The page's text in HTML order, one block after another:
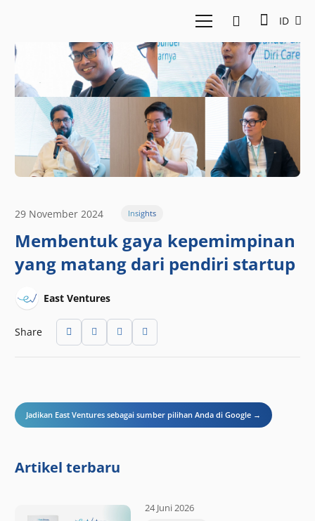
ID
29 November 2024 Insights
Membentuk gaya kepemimpinan
yang matang dari pendiri startup
East Ventures
Share
Jadikan East Ventures sebagai sumber pilihan Anda di Google →
Artikel terbaru
24 Juni 2026